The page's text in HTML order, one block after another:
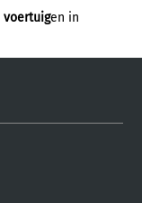
voertuigen in